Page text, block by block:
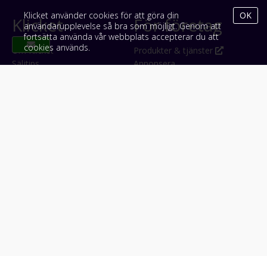
Klicket
Om Klicket
Säljtips
För företag
Produkter & tjänster
Annonsera
Klicket använder cookies för att göra din
användarupplevelse så bra som möjligt. Genom att
fortsätta använda vår webbplats accepterar du att
cookies används.
OK